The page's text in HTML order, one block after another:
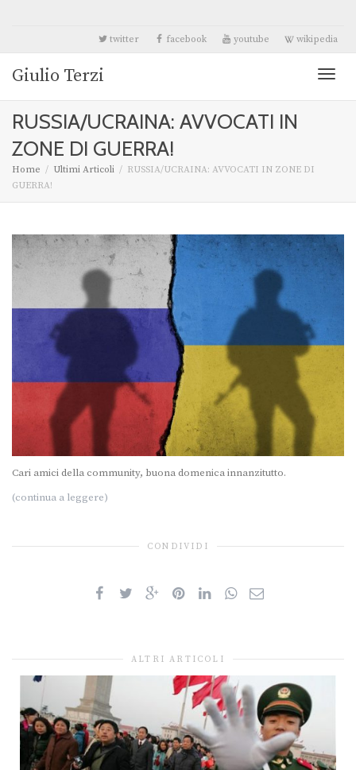
twitter facebook youtube wikipedia
Giulio Terzi
RUSSIA/UCRAINA: AVVOCATI IN
ZONE DI GUERRA!
Home Ultimi Articoli
RUSSIA/UCRAINA: AVVOCATI IN ZONE DI
GUERRA!
Cari amici della community, buona domenica innanzitutto.
(continua a leggere)
CONDIVIDI
ALTRI ARTICOLI